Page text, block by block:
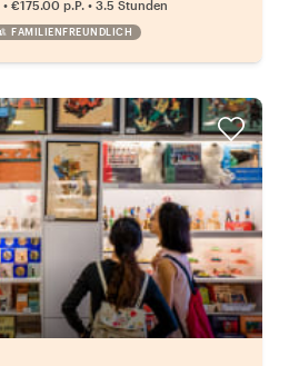
• €175.00 p.P. • 3.5 Stunden
FAMILIENFREUNDLICH